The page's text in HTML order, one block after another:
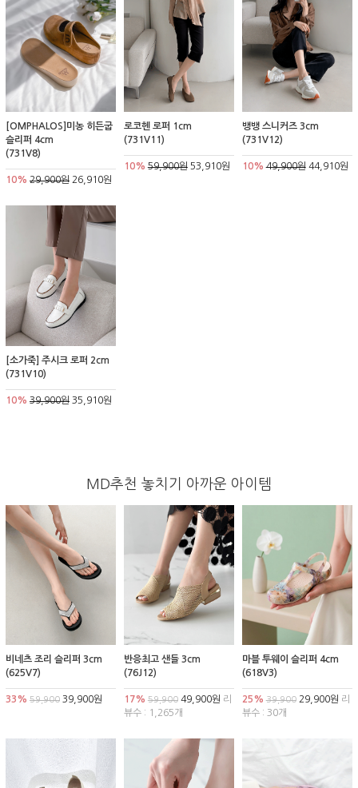
[OMPHALOS]미농 히든굽
슬리퍼 4cm
(731V8)
10% 29,900원 26,910원
로코헨 로퍼 1cm
(731V11)
10% 59,900원53,910원
뱅뱅 스니커즈 3cm
(731V12)
10% 49,900원44,910원
[소가죽] 주시크 로퍼 2cm
(731V10)
10% 39,900원 35,910원
MD추천 놓치기 아까운 아이템
비네츠 조리 슬리퍼 3cm
(625V7)
33% 59,900 39,900원
반응최고 샌들 3cm
(76J12)
17% 59,90049,900원 리
뷰수 : 1,265개
마블 투웨이 슬리퍼 4cm
(618V3)
25% 39,90029,900원 리
뷰수 : 30개